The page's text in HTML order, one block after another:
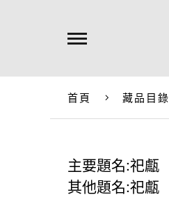
首頁 藏品目錄
主要題名:祀甗
其他題名:祀甗